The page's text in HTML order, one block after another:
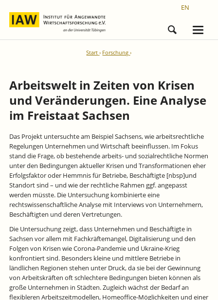
EN
Start Forschung
Arbeitswelt in Zeiten von Krisen
und Veränderungen. Eine Analyse
im Freistaat Sachsen
Das Projekt untersuchte am Beispiel Sachsens, wie arbeitsrechtliche
Regelungen Unternehmen und Wirtschaft beeinflussen. Im Fokus
stand die Frage, ob bestehende arbeits- und sozialrechtliche Normen
unter den Bedingungen aktueller Krisen und Transformationen eher
Erfolgsfaktor oder Hemmnis für Betriebe, Beschäftigte [nbsp]und
Standort sind – und wie der rechtliche Rahmen ggf. angepasst
werden müsste. Die Untersuchung kombinierte eine
rechtswissenschaftliche Analyse mit Interviews von Unternehmern,
Beschäftigten und deren Vertretungen.
Die Untersuchung zeigt, dass Unternehmen und Beschäftigte in
Sachsen vor allem mit Fachkräftemangel, Digitalisierung und den
Folgen von Krisen wie Corona-Pandemie und Ukraine-Krieg
konfrontiert sind. Besonders kleine und mittlere Betriebe in
ländlichen Regionen stehen unter Druck, da sie bei der Gewinnung
von Arbeitskräften oft schlechtere Bedingungen bieten können als
große Unternehmen in Städten. Zugleich wächst der Bedarf an
flexibleren Arbeitszeitmodellen, Homeoffice-Möglichkeiten und einer